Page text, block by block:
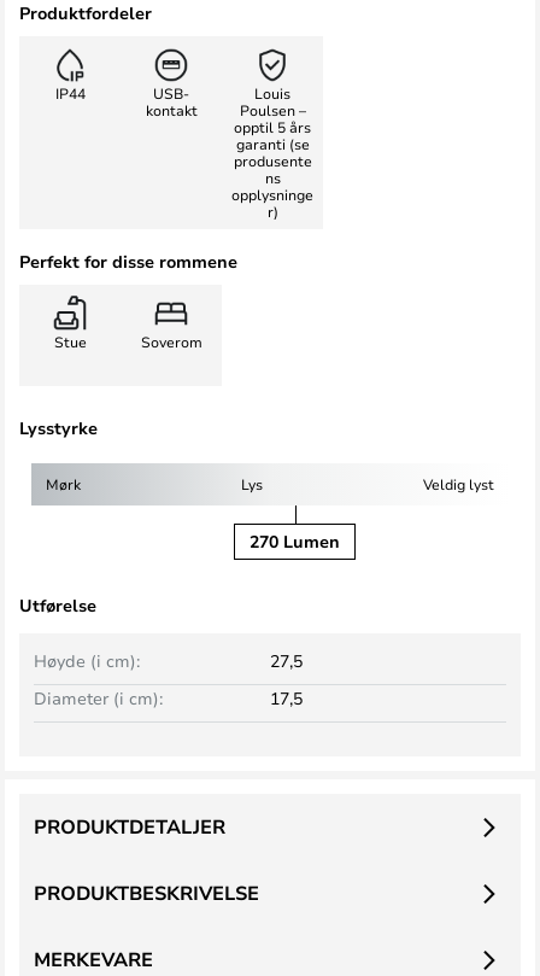
Produktfordeler
IP44
USB-
kontakt
Louis
Poulsen –
opptil 5 års
garanti (se
produsente
ns
opplysninge
r)
Perfekt for disse rommene
Stue Soverom
Lysstyrke
Mørk Lys Veldig lyst
270 Lumen
Utførelse
Høyde (i cm):
27,5
Diameter (i cm):
17,5
PRODUKTBESKRIVELSE
PRODUKTDETALJER
MERKEVARE